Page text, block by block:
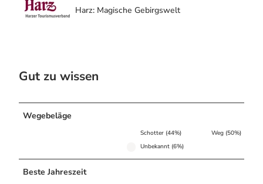
Harz: Magische Gebirgswelt
Gut zu wissen
Wegebeläge
Schotter (44%)
Weg (50%)
Unbekannt (6%)
Beste Jahreszeit